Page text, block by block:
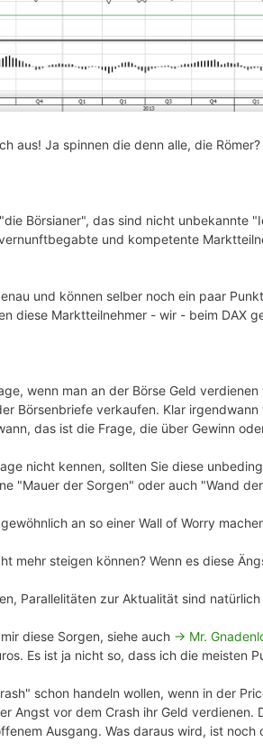
aus! Ja spinnen die denn alle, die
Börsianer", das sind nicht unbekannte
und kompetente
und können selber noch ein paar
diese Marktteilnehmer - wir - beim DAX
wenn man an der Börse Geld
Börsenbriefe verkaufen. Klar
das ist die Frage, die über Gewinn
nicht kennen, sollten Sie diese
"Mauer der Sorgen" oder auch "Wand
an so einer Wall of Worry
mehr steigen können? Wenn es diese
Parallelitäten zur Aktualität sind
diese Sorgen, siehe auch -> Mr.
Es ist ja nicht so, dass ich die meisten
schon handeln wollen, wenn in der
Angst vor dem Crash ihr Geld
Ausgang. Was daraus wird, ist noch